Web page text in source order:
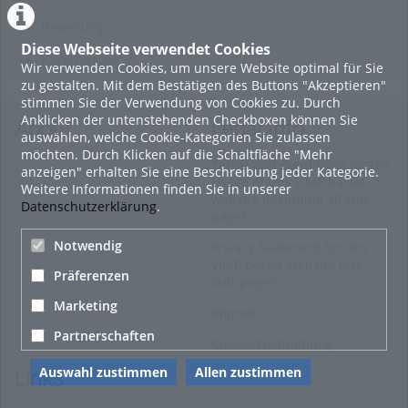
Diese Webseite verwendet Cookies
Wir verwenden Cookies, um unsere Website optimal für Sie
zu gestalten. Mit dem Bestätigen des Buttons "Akzeptieren"
stimmen Sie der Verwendung von Cookies zu. Durch
Anklicken der untenstehenden Checkboxen können Sie
auswählen, welche Cookie-Kategorien Sie zulassen
möchten. Durch Klicken auf die Schaltfläche "Mehr
anzeigen" erhalten Sie eine Beschreibung jeder Kategorie.
Weitere Informationen finden Sie in unserer
Datenschutzerklärung.
Notwendig
Präferenzen
Marketing
Partnerschaften
Auswahl zustimmen Allen zustimmen
Kommentare
About Legal Info
Terms and Conditions for the
Usage of this ViMP based
website (including all sub-
Links